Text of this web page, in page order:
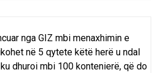
nga GIZ mbi menaxhimin e
në 5 qytete këtë herë u ndal
dhuroi mbi 100 kontenierë, që do